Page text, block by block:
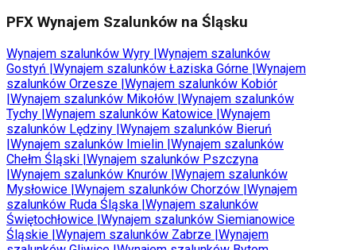
PFX Wynajem Szalunków na Śląsku
Wynajem szalunków Wyry Wynajem szalunków
Gostyń Wynajem szalunków Łaziska Górne Wynajem
szalunków Orzesze Wynajem szalunków Kobiór
Wynajem szalunków Mikołów Wynajem szalunków
Tychy Wynajem szalunków Katowice Wynajem
szalunków Lędziny Wynajem szalunków Bieruń
Wynajem szalunków Imielin Wynajem szalunków
Chełm Śląski Wynajem szalunków Pszczyna
Wynajem szalunków Knurów Wynajem szalunków
Mysłowice Wynajem szalunków Chorzów Wynajem
szalunków Ruda Śląska Wynajem szalunków
Świętochłowice Wynajem szalunków Siemianowice
Śląskie Wynajem szalunków Zabrze Wynajem